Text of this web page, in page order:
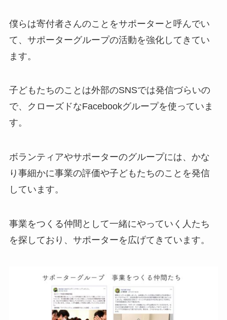
僕らは寄付者さんのことをサポーターと呼んでい
て、サポーターグループの活動を強化してきてい
ます。
子どもたちのことは外部のSNSでは発信づらいの
で、クローズドなFacebookグループを使っていま
す。
ボランティアやサポーターのグループには、かな
り事細かに事業の評価や子どもたちのことを発信
しています。
事業をつくる仲間として一緒にやっていく人たち
を探しており、サポーターを広げてきています。